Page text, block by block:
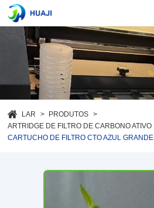
LAR
PRODUTOS
ARTRIDGE DE FILTRO DE CARBONO ATIVO
CARTUCHO DE FILTRO CTO AZUL GRANDE